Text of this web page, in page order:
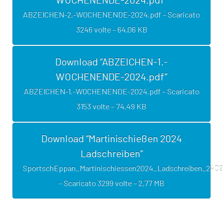
ABZEICHEN-2.-WOCHENENDE-2024.pdf – Scaricato
3246 volte – 64,06 KB
Download “ABZEICHEN-1.-
WOCHENENDE-2024.pdf”
ABZEICHEN-1.-WOCHENENDE-2024.pdf – Scaricato
3153 volte – 74,49 KB
Download “Martinischießen 2024
Ladschreiben”
– Scaricato 3299 volte – 2,77 MB